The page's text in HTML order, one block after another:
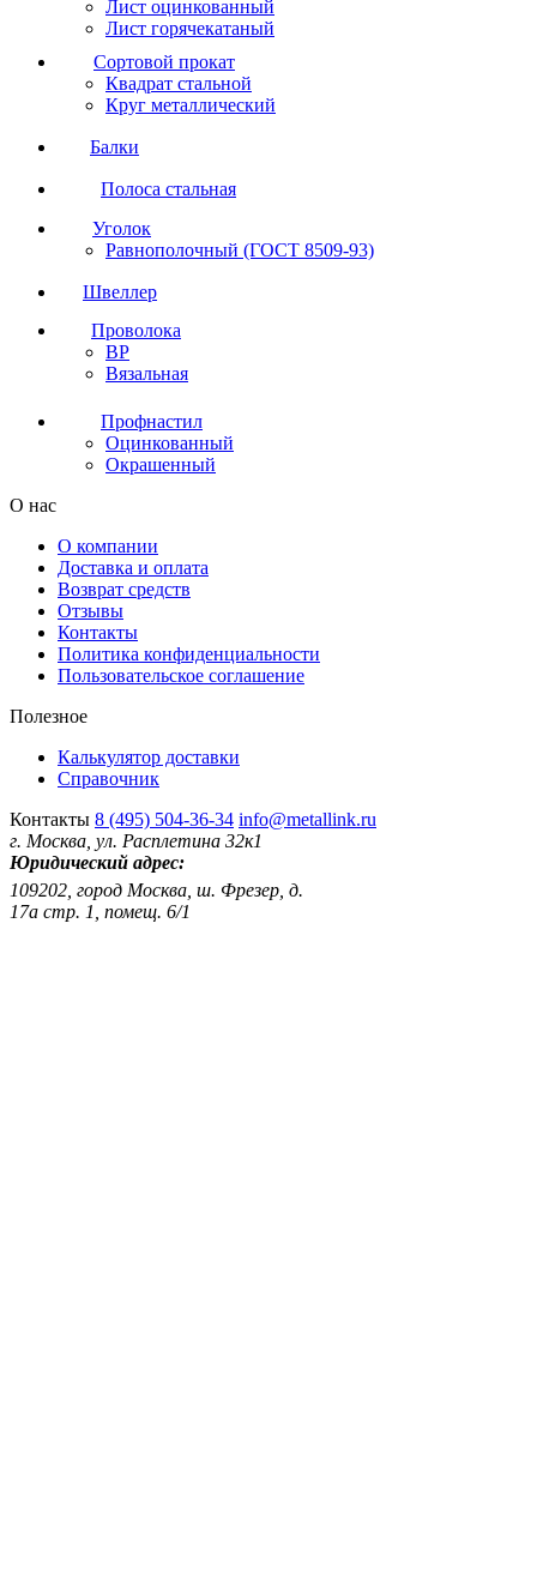
Лист оцинкованный
Лист горячекатаный
Сортовой прокат
Квадрат стальной
Круг металлический
Балки
Полоса стальная
Уголок
Равнополочный (ГОСТ 8509-93)
Швеллер
Проволока
ВР
Вязальная
Профнастил
Оцинкованный
Окрашенный
О нас
О компании
Доставка и оплата
Возврат средств
Отзывы
Контакты
Политика конфиденциальности
Пользовательское соглашение
Полезное
Калькулятор доставки
Справочник
Контакты 8 (495) 504-36-34 info@metallink.ru
г. Москва, ул. Расплетина 32к1
Юридический адрес:
109202, город Москва, ш. Фрезер, д.
17а стр. 1, помещ. 6/1